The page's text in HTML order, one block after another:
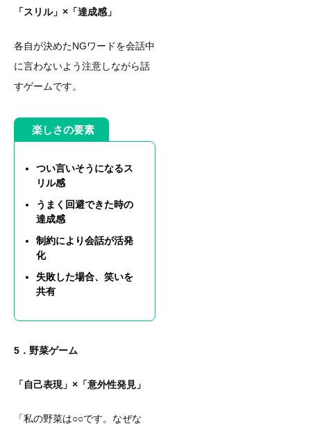
「スリル」×「達成感」
各自が決めたNGワードを会話中
に言わないよう注意しながら話
すゲームです。
楽しさの要素
つい言いそうになるス
リル感
うまく回避できた時の
達成感
制約により会話が活発
化
失敗した場合、笑いを
共有
5．野菜ゲーム
「自己表現」×「意外性発見」
「私の野菜は○○です。なぜな